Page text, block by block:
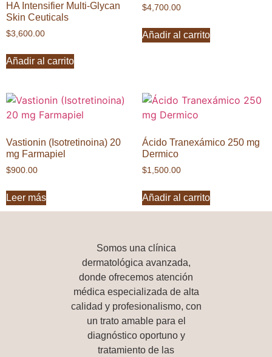
HA Intensifier Multi-Glycan
Skin Ceuticals
$3,600.00
Añadir al carrito
$4,700.00
Añadir al carrito
Vastionin (Isotretinoina) 20
mg Farmapiel
$900.00
Leer más
Ácido Tranexámico 250 mg
Dermico
$1,500.00
Añadir al carrito
Somos una clínica
dermatológica avanzada,
donde ofrecemos atención
médica especializada de alta
calidad y profesionalismo, con
un trato amable para el
diagnóstico oportuno y
tratamiento de las